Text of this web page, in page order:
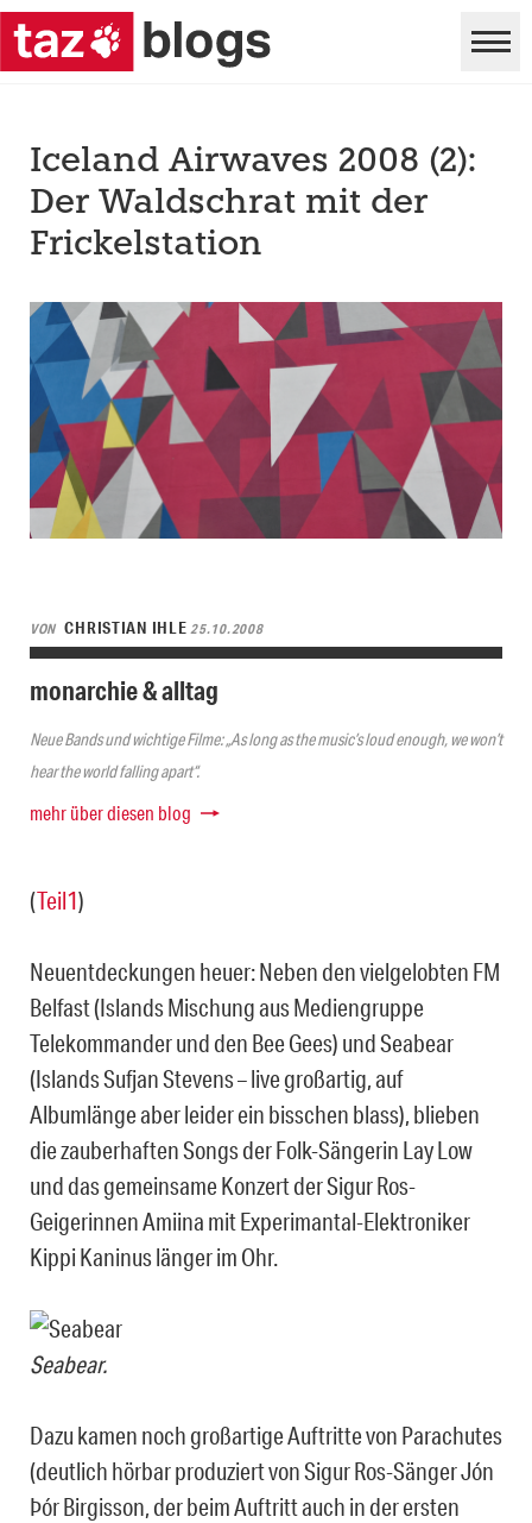
Iceland Airwaves 2008 (2):
Der Waldschrat mit der
Frickelstation
VON CHRISTIAN IHLE25.10.2008
monarchie & alltag
Neue Bands und wichtige Filme: „As long as the music’s loud enough, we won’t
hear the world falling apart“.
mehr über diesen blog
(Teil1)
Neuentdeckungen heuer: Neben den vielgelobten FM
Belfast (Islands Mischung aus Mediengruppe
Telekommander und den Bee Gees) und Seabear
(Islands Sufjan Stevens – live großartig, auf
Albumlänge aber leider ein bisschen blass), blieben
die zauberhaften Songs der Folk-Sängerin Lay Low
und das gemeinsame Konzert der Sigur Ros-
Geigerinnen Amiina mit Experimantal-Elektroniker
Kippi Kaninus länger im Ohr.
Seabear.
Dazu kamen noch großartige Auftritte von Parachutes
(deutlich hörbar produziert von Sigur Ros-Sänger Jón
Þór Birgisson, der beim Auftritt auch in der ersten